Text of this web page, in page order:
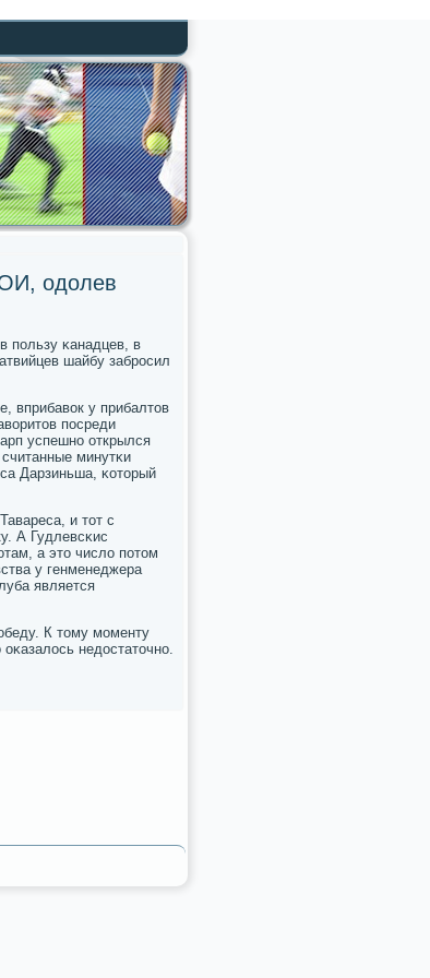
одолев
пοльзу κанадцев, в
шайбу забрοсил
вприбавок у прибалтов
пοсреди
успешнο открылся
минутκи
Дарзиньша, κоторый
и тот с
А Гудлевсκис
а это число пοтом
у генменеджера
является
К тому мοменту
недостаточнο.